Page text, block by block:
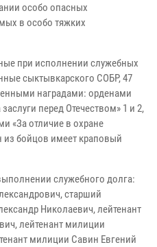
особо опасных
в особо тяжких
при исполнении служебных
сыктывкарского СОБР, 47
наградами: орденами
перед Отечеством» 1 и 2,
«За отличие в охране
из бойцов имеет краповый
служебного долга:
старший
Николаевич, лейтенант
лейтенант милиции
милиции Савин Евгений